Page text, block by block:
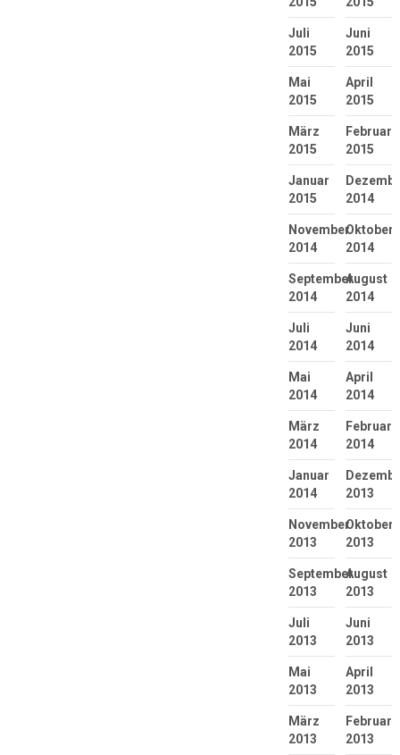
Juli
2015
Juni
2015
Mai
2015
April
2015
März
2015
Februar
2015
Januar
2015
2014
November
2014
Oktober
2014
September
2014
August
2014
Juli
2014
Juni
2014
Mai
2014
April
2014
März
2014
Februar
2014
Januar
2014
2013
November
2013
Oktober
2013
September
2013
August
2013
Juli
2013
Juni
2013
Mai
2013
April
2013
März
2013
Februar
2013